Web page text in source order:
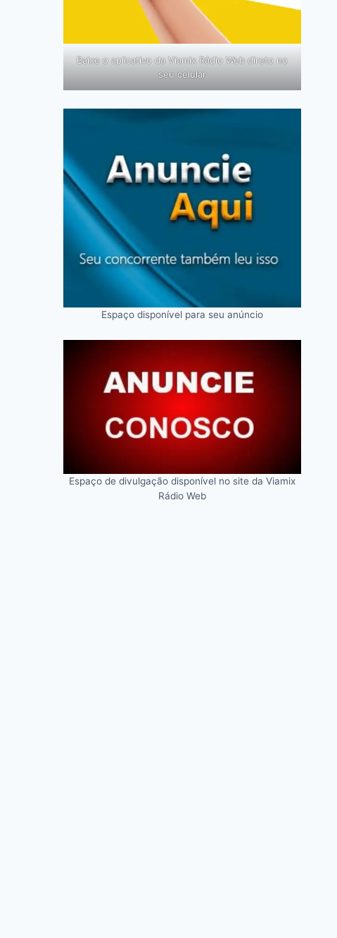
Baixe o aplicativo da Viamix Rádio Web direto no
seu celular
Espaço disponível para seu anúncio
Espaço de divulgação disponível no site da Viamix
Rádio Web